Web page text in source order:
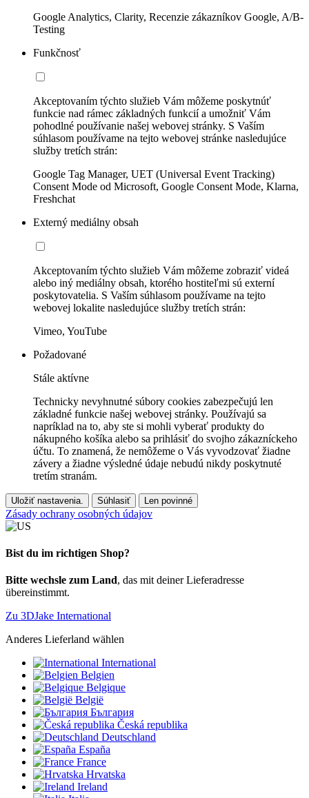
Google Analytics, Clarity, Recenzie zákazníkov Google, A/B-
Testing
Funkčnosť
Akceptovaním týchto služieb Vám môžeme poskytnúť
funkcie nad rámec základných funkcií a umožniť Vám
pohodlné používanie našej webovej stránky. S Vaším
súhlasom používame na tejto webovej stránke nasledujúce
služby tretích strán:
Google Tag Manager, UET (Universal Event Tracking)
Consent Mode od Microsoft, Google Consent Mode, Klarna,
Freshchat
Externý mediálny obsah
Akceptovaním týchto služieb Vám môžeme zobraziť videá
alebo iný mediálny obsah, ktorého hostiteľmi sú externí
poskytovatelia. S Vaším súhlasom používame na tejto
webovej lokalite nasledujúce služby tretích strán:
Vimeo, YouTube
Požadované
Stále aktívne
Technicky nevyhnutné súbory cookies zabezpečujú len
základné funkcie našej webovej stránky. Používajú sa
napríklad na to, aby ste si mohli vyberať produkty do
nákupného košíka alebo sa prihlásiť do svojho zákazníckeho
účtu. To znamená, že nemôžeme o Vás vyvodzovať žiadne
závery a žiadne výsledné údaje nebudú nikdy poskytnuté
tretím stranám.
Uložiť nastavenia. Súhlasiť Len povinné
Zásady ochrany osobných údajov
Bist du im richtigen Shop?
Bitte wechsle zum Land, das mit deiner Lieferadresse
übereinstimmt.
Zu 3DJake International
Anderes Lieferland wählen
International
Belgien
Belgique
België
България
Česká republika
Deutschland
España
France
Hrvatska
Ireland